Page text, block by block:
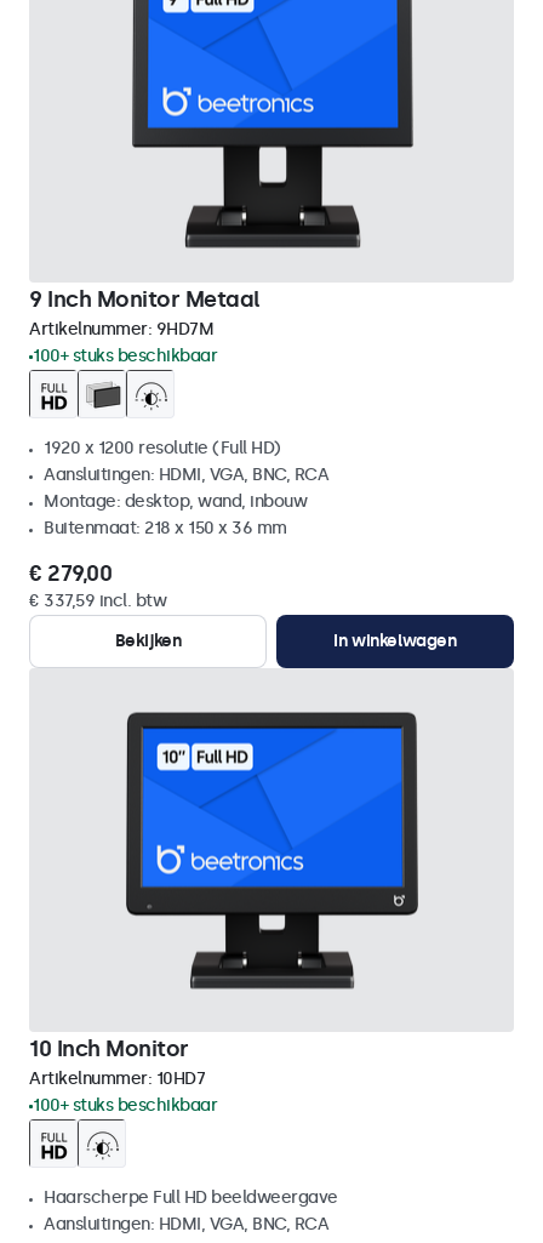
9 Inch Monitor Metaal
Artikelnummer: 9HD7M
100+ stuks beschikbaar
1920 x 1200 resolutie (Full HD)
Aansluitingen: HDMI, VGA, BNC, RCA
Montage: desktop, wand, inbouw
Buitenmaat: 218 x 150 x 36 mm
€ 279,00
€ 337,59 incl. btw
Bekijken
In winkelwagen
10 Inch Monitor
Artikelnummer: 10HD7
100+ stuks beschikbaar
Haarscherpe Full HD beeldweergave
Aansluitingen: HDMI, VGA, BNC, RCA